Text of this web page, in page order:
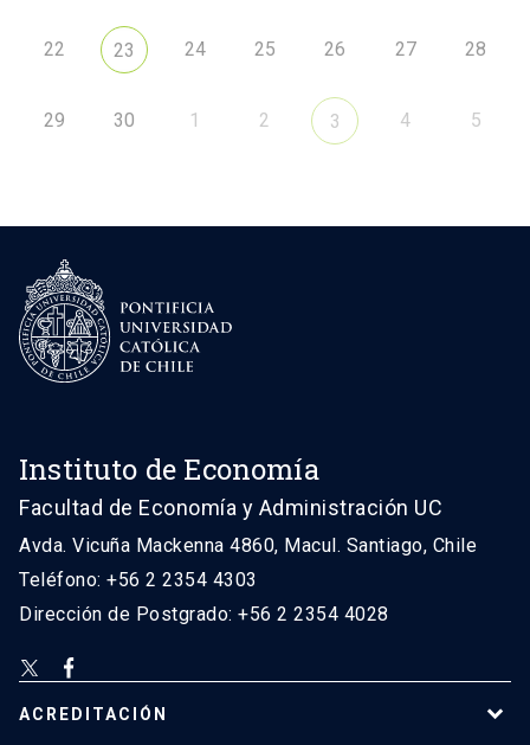
22 23 24 25 26 27 28
29 30 1 2 3 4 5
Instituto de Economía
Facultad de Economía y Administración UC
Avda. Vicuña Mackenna 4860, Macul. Santiago, Chile
Teléfono: +56 2 2354 4303
Dirección de Postgrado: +56 2 2354 4028
ACREDITACIÓN